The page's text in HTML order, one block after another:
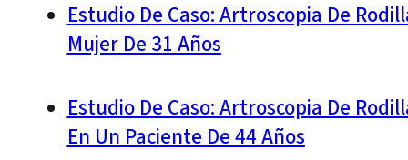
Estudio De Caso: Artroscopia De
Mujer De 31 Años
Estudio De Caso: Artroscopia De
En Un Paciente De 44 Años